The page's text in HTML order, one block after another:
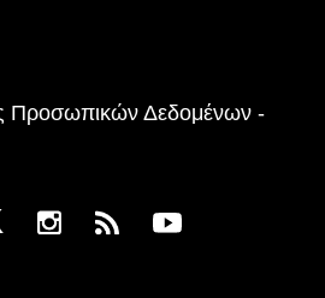
Προσωπικών Δεδομένων -